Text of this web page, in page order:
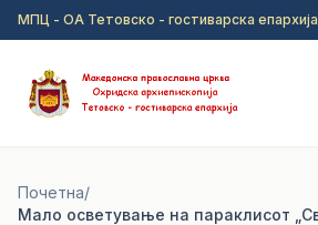
Прејди на главна содржина
МПЦ - ОА Тетовско - гостиварска епархија
Почетна/